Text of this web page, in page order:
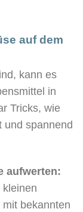
auf dem
kann es
in
Tricks, wie
und spannend
aufwerten:
bekannten